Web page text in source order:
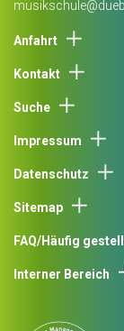
Anfahrt
Kontakt
Suche
Impressum
Datenschutz
Sitemap
FAQ/Häufig
Interner Bereich